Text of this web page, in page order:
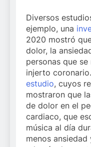
Diversos
ejemplo, una
2020 mostró
dolor, la
personas que
injerto
estudio, cuyos
mostraron que
de dolor en el
cardiaco, que
música al día
menos